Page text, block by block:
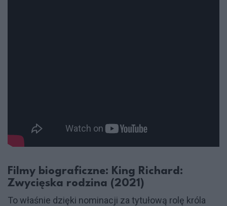
Filmy biograficzne: King Richard:
Zwycięska rodzina (2021)
To właśnie dzięki nominacji za tytułową rolę króla